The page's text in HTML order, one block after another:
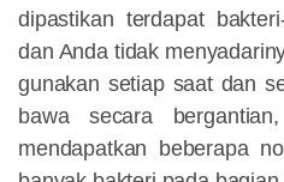
dipastikan terdapat
dan Anda tidak
gunakan setiap saat dan
bawa secara
mendapatkan beberapa